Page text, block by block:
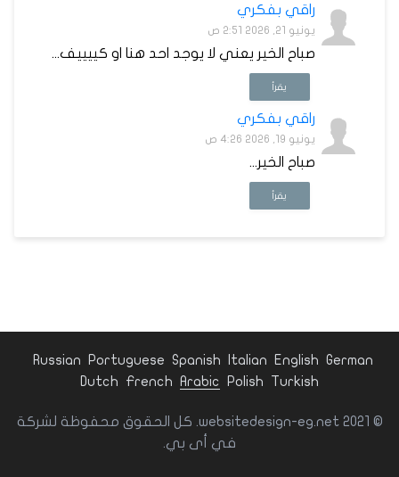
راقي بفكري
يونيو 21, 2026 2:51 ص
صباح الخير يعني لا يوجد احد هنا او كييييف...
يقرأ
راقي بفكري
يونيو 19, 2026 4:26 ص
صباح الخير...
يقرأ
German
English
Italian
Spanish
Portuguese
Russian
Turkish
Polish
Arabic
French
Dutch
© websitedesign-eg.net 2021. كل الحقوق محفوظة لشركة
في أى بي.